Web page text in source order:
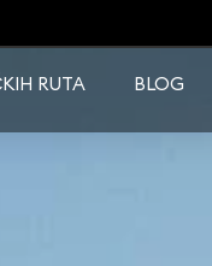
RUTA BLOG